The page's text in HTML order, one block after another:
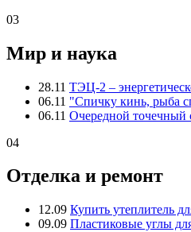
03
Мир и наука
28.11 ТЭЦ-2 –
06.11 "Спичку кинь, рыба
06.11 Очередной точечный
04
Отделка и ремонт
12.09 Купить утеплитель
09.09 Пластиковые углы